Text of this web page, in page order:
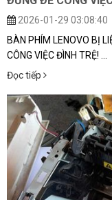
2026-01-29 03:08:40
BÀN PHÍM LENOVO BỊ
CÔNG VIỆC ĐÌNH TRỆ! ...
Đọc tiếp